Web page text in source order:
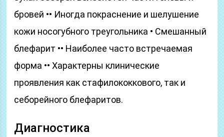
бровей •• Иногда покраснение и шелушение
кожи носогубного треугольника • Смешанный
блефарит •• Наиболее часто встречаемая
форма •• Характерны клинические
проявления как стафилококкового, так и
себорейного блефаритов.
Диагностика